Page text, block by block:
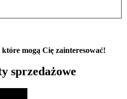
mogą Cię zainteresować!
sprzedażowe